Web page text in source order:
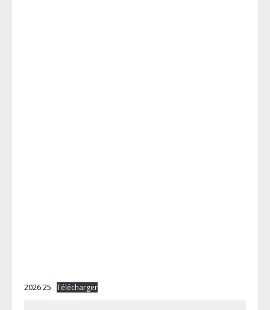
2026 25 Télécharger